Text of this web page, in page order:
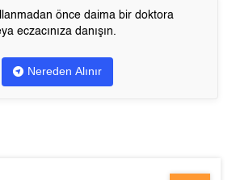
önce daima bir doktora
eczacınıza danışın.
Nereden Alınır